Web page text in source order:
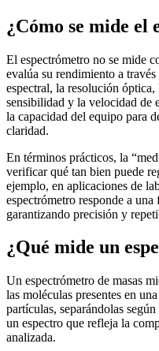
¿Cómo se mide el
El espectrómetro no se mide
evalúa su rendimiento a
espectral, la resolución
sensibilidad y la velocidad de
la capacidad del equipo para
claridad.
En términos prácticos, la
verificar qué tan bien puede
ejemplo, en aplicaciones de
espectrómetro responde a
garantizando precisión y
¿Qué mide un
Un espectrómetro de masas
las moléculas presentes en
partículas, separándolas
un espectro que refleja la
analizada.